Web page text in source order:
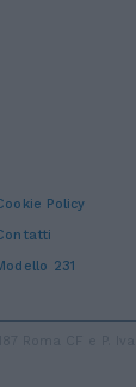
Policy
231